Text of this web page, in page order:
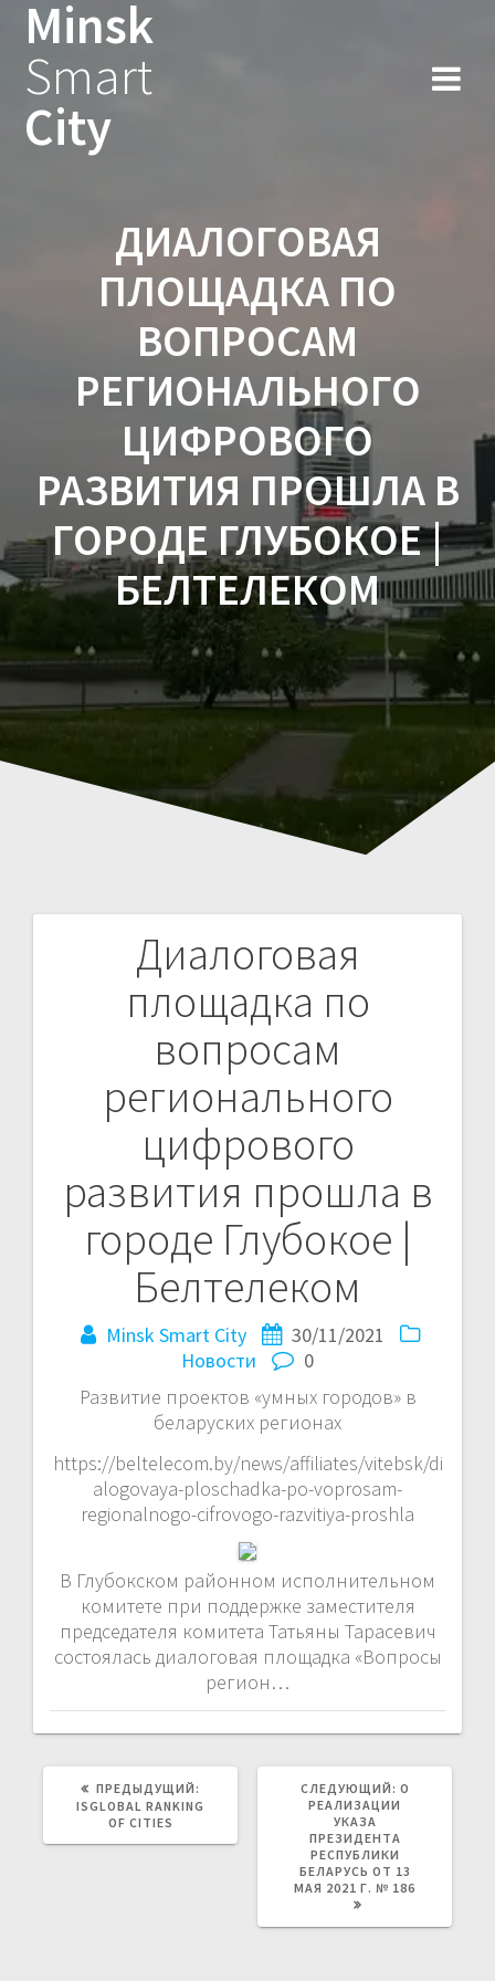
Minsk
Smart
City
ДИАЛОГОВАЯ
ПЛОЩАДКА ПО
ВОПРОСАМ
РЕГИОНАЛЬНОГО
ЦИФРОВОГО
РАЗВИТИЯ ПРОШЛА В
ГОРОДЕ ГЛУБОКОЕ |
БЕЛТЕЛЕКОМ
Диалоговая
площадка по
вопросам
регионального
цифрового
развития прошла в
городе Глубокое |
Белтелеком
Minsk Smart City
30/11/2021
Новости
0
Развитие проектов «умных городов» в
беларуских регионах
https://beltelecom.by/news/affiliates/vitebsk/di
alogovaya-ploschadka-po-voprosam-
regionalnogo-cifrovogo-razvitiya-proshla
В Глубокском районном исполнительном
комитете при поддержке заместителя
председателя комитета Татьяны Тарасевич
состоялась диалоговая площадка «Вопросы
регион…
Навигация
записям
ПРЕДЫДУЩИЙ:
ЗАПИСЬ:
ISGLOBAL RANKING
OF CITIES
СЛЕДУЮЩИЙ: СЛЕДУЮЩАЯ
ЗАПИСЬ:
О
РЕАЛИЗАЦИИ
УКАЗА
ПРЕЗИДЕНТА
РЕСПУБЛИКИ
БЕЛАРУСЬ ОТ 13
МАЯ 2021 Г. № 186